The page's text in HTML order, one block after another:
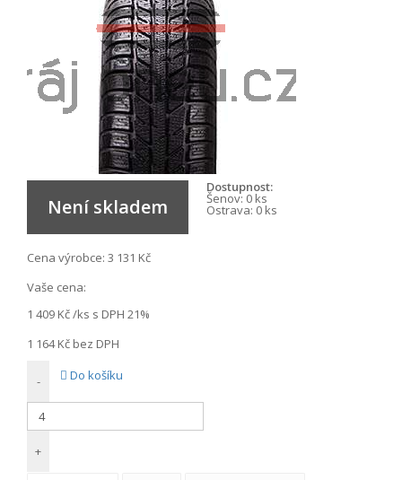
Není skladem
Dostupnost:
Šenov: 0 ks
Ostrava: 0 ks
Cena výrobce: 3 131 Kč
Vaše cena:
1 409 Kč/ks s DPH 21%
1 164 Kč bez DPH
-
+
Do košíku